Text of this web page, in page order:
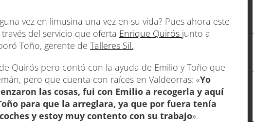
vez en limusina una vez en su vida? Pues ahora este
del servicio que oferta Enrique Quirós junto a
Toño, gerente de Talleres Sil.
Quirós pero contó con la ayuda de Emilio y Toño que
pero que cuenta con raíces en Valdeorras: «Yo
las cosas, fui con Emilio a recogerla y aquí
para que la arreglara, ya que por fuera tenía
y estoy muy contento con su trabajo».